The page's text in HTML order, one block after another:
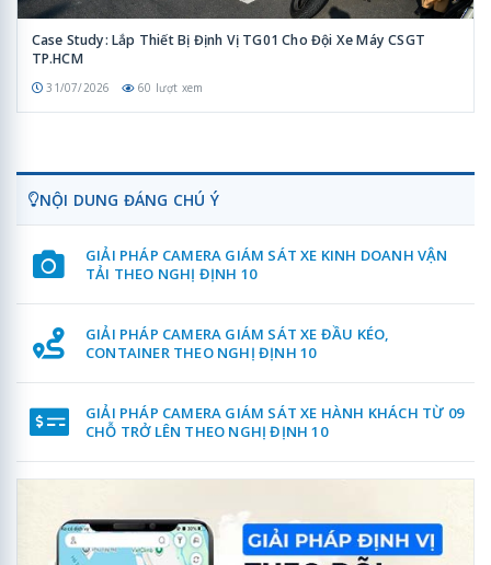
Case Study: Lắp Thiết Bị Định Vị TG01 Cho Đội Xe Máy CSGT
TP.HCM
31/07/2026 60 lượt xem
NỘI DUNG ĐÁNG CHÚ Ý
GIẢI PHÁP CAMERA GIÁM SÁT XE KINH DOANH VẬN
TẢI THEO NGHỊ ĐỊNH 10
GIẢI PHÁP CAMERA GIÁM SÁT XE ĐẦU KÉO,
CONTAINER THEO NGHỊ ĐỊNH 10
GIẢI PHÁP CAMERA GIÁM SÁT XE HÀNH KHÁCH TỪ 09
CHỖ TRỞ LÊN THEO NGHỊ ĐỊNH 10